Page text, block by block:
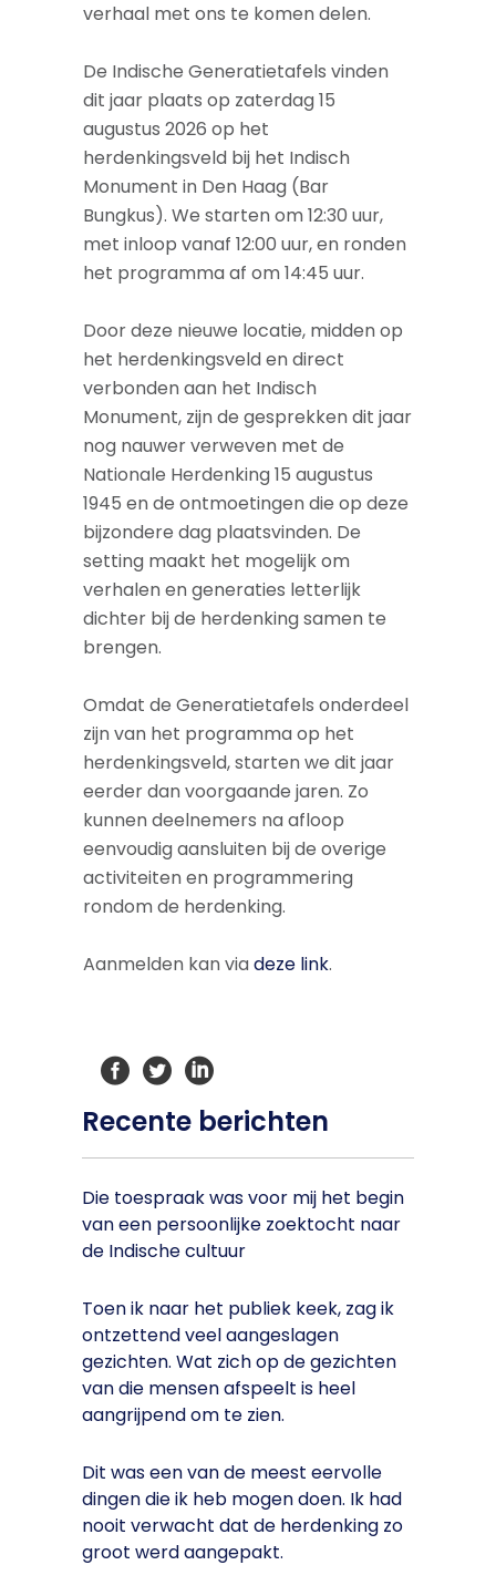
verhaal met ons te komen delen.
De Indische Generatietafels vinden
dit jaar plaats op zaterdag 15
augustus 2026 op het
herdenkingsveld bij het Indisch
Monument in Den Haag (Bar
Bungkus). We starten om 12:30 uur,
met inloop vanaf 12:00 uur, en ronden
het programma af om 14:45 uur.
Door deze nieuwe locatie, midden op
het herdenkingsveld en direct
verbonden aan het Indisch
Monument, zijn de gesprekken dit jaar
nog nauwer verweven met de
Nationale Herdenking 15 augustus
1945 en de ontmoetingen die op deze
bijzondere dag plaatsvinden. De
setting maakt het mogelijk om
verhalen en generaties letterlijk
dichter bij de herdenking samen te
brengen.
Omdat de Generatietafels onderdeel
zijn van het programma op het
herdenkingsveld, starten we dit jaar
eerder dan voorgaande jaren. Zo
kunnen deelnemers na afloop
eenvoudig aansluiten bij de overige
activiteiten en programmering
rondom de herdenking.
Aanmelden kan viadeze link.
Recente berichten
Die toespraak was voor mij het begin
van een persoonlijke zoektocht naar
de Indische cultuur
Toen ik naar het publiek keek, zag ik
ontzettend veel aangeslagen
gezichten. Wat zich op de gezichten
van die mensen afspeelt is heel
aangrijpend om te zien.
Dit was een van de meest eervolle
dingen die ik heb mogen doen. Ik had
nooit verwacht dat de herdenking zo
groot werd aangepakt.